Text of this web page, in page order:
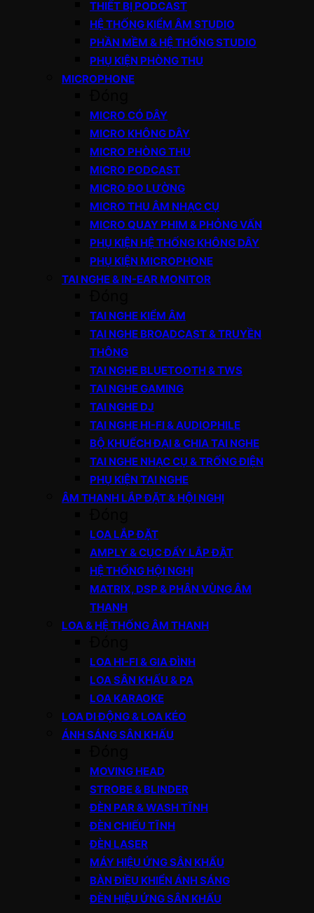
THIẾT BỊ PODCAST
HỆ THỐNG KIỂM ÂM STUDIO
PHẦN MỀM & HỆ THỐNG STUDIO
PHỤ KIỆN PHÒNG THU
MICROPHONE
MICRO CÓ DÂY
MICRO KHÔNG DÂY
MICRO PHÒNG THU
MICRO PODCAST
MICRO ĐO LƯỜNG
MICRO THU ÂM NHẠC CỤ
MICRO QUAY PHIM & PHỎNG VẤN
PHỤ KIỆN HỆ THỐNG KHÔNG DÂY
PHỤ KIỆN MICROPHONE
TAI NGHE & IN-EAR MONITOR
TAI NGHE KIỂM ÂM
TAI NGHE BROADCAST & TRUYỀN
THÔNG
TAI NGHE BLUETOOTH & TWS
TAI NGHE GAMING
TAI NGHE DJ
TAI NGHE HI-FI & AUDIOPHILE
BỘ KHUẾCH ĐẠI & CHIA TAI NGHE
TAI NGHE NHẠC CỤ & TRỐNG ĐIỆN
PHỤ KIỆN TAI NGHE
ÂM THANH LẮP ĐẶT & HỘI NGHỊ
LOA LẮP ĐẶT
AMPLY & CỤC ĐẨY LẮP ĐẶT
HỆ THỐNG HỘI NGHỊ
MATRIX, DSP & PHÂN VÙNG ÂM
THANH
LOA & HỆ THỐNG ÂM THANH
LOA HI-FI & GIA ĐÌNH
LOA SÂN KHẤU & PA
LOA KARAOKE
LOA DI ĐỘNG & LOA KÉO
ÁNH SÁNG SÂN KHẤU
MOVING HEAD
STROBE & BLINDER
ĐÈN PAR & WASH TĨNH
ĐÈN CHIẾU TĨNH
ĐÈN LASER
MÁY HIỆU ỨNG SÂN KHẤU
BÀN ĐIỀU KHIỂN ÁNH SÁNG
ĐÈN HIỆU ỨNG SÂN KHẤU